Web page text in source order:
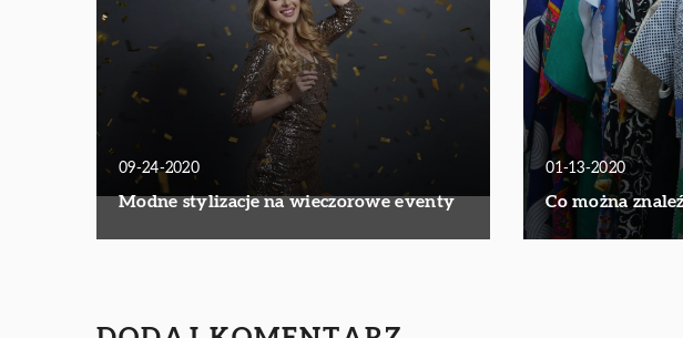
09-24-2020
Modne stylizacje na wieczorowe eventy
01-13-2020
Co można